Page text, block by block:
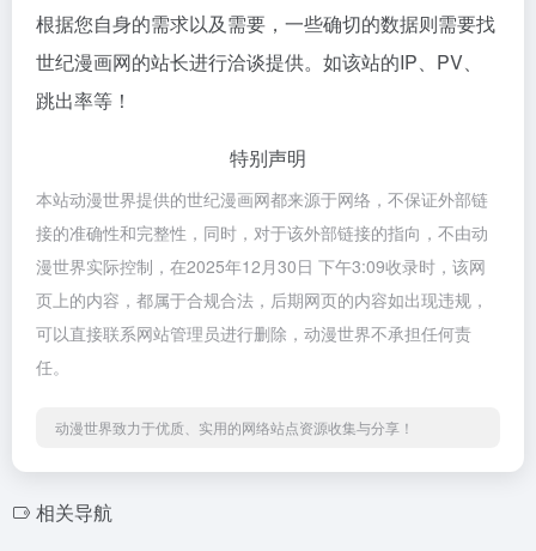
根据您自身的需求以及需要，一些确切的数据则需要找
世纪漫画网的站长进行洽谈提供。如该站的IP、PV、
跳出率等！
特别声明
本站动漫世界提供的世纪漫画网都来源于网络，不保证外部链
接的准确性和完整性，同时，对于该外部链接的指向，不由动
漫世界实际控制，在2025年12月30日 下午3:09收录时，该网
页上的内容，都属于合规合法，后期网页的内容如出现违规，
可以直接联系网站管理员进行删除，动漫世界不承担任何责
任。
动漫世界致力于优质、实用的网络站点资源收集与分享！
相关导航